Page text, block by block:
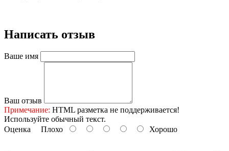
Написать отзыв
Ваше имя
Ваш отзыв
Примечание: HTML разметка не поддерживается!
Используйте обычный текст.
Оценка Плохо Хорошо